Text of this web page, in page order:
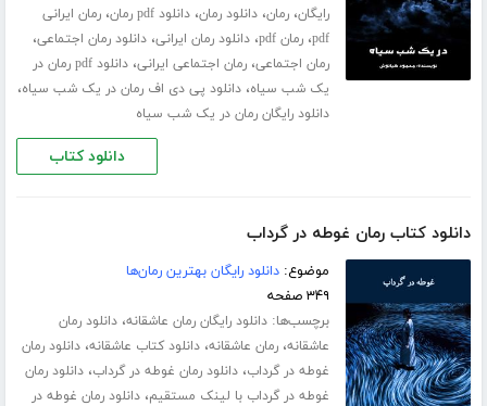
رایگان،رمان،دانلود رمان،دانلود pdf رمان ،رمان ایرانی
pdf،رمان pdf ،دانلود رمان ایرانی،دانلود رمان اجتماعی،
رمان اجتماعی،رمان اجتماعی ایرانی،
دانلود pdf رمان در
یک شب سیاه،دانلود پی دی اف رمان در یک شب سیاه،
دانلود رایگان رمان در یک شب سیاه
دانلود کتاب
دانلود کتاب رمان غوطه در گرداب
موضوع:دانلود رایگان بهترین رمان‌ها
۳۴۹ صفحه
برچسب‌ها:دانلود رایگان رمان عاشقانه،دانلود رمان
عاشقانه،رمان عاشقانه،دانلود کتاب عاشقانه،دانلود رمان
غوطه در گرداب،دانلود رمان غوطه در گرداب،دانلود رمان
غوطه در گرداب با لینک مستقیم،دانلود رمان غوطه در